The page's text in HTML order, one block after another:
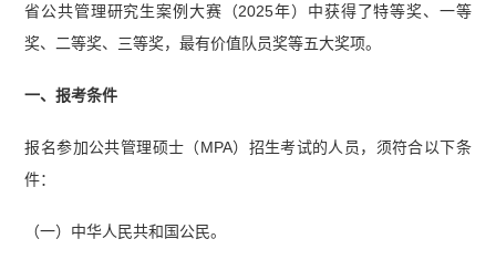
省公共管理研究生案例大赛（2025年）中获得了特等奖、一等
奖、二等奖、三等奖，最有价值队员奖等五大奖项。
一、报考条件
报名参加公共管理硕士（MPA）招生考试的人员，须符合以下条
件：
（一）中华人民共和国公民。